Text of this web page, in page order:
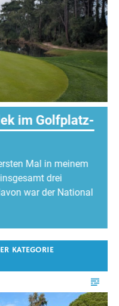
im Golfplatz-
Mal in meinem
drei
war der National
KATEGORIE